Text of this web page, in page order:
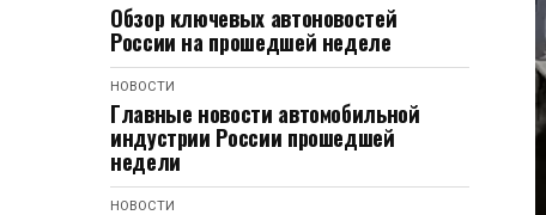
Обзор ключевых автоновостей
России на прошедшей неделе
НОВОСТИ
Главные новости автомобильной
индустрии России прошедшей
недели
НОВОСТИ